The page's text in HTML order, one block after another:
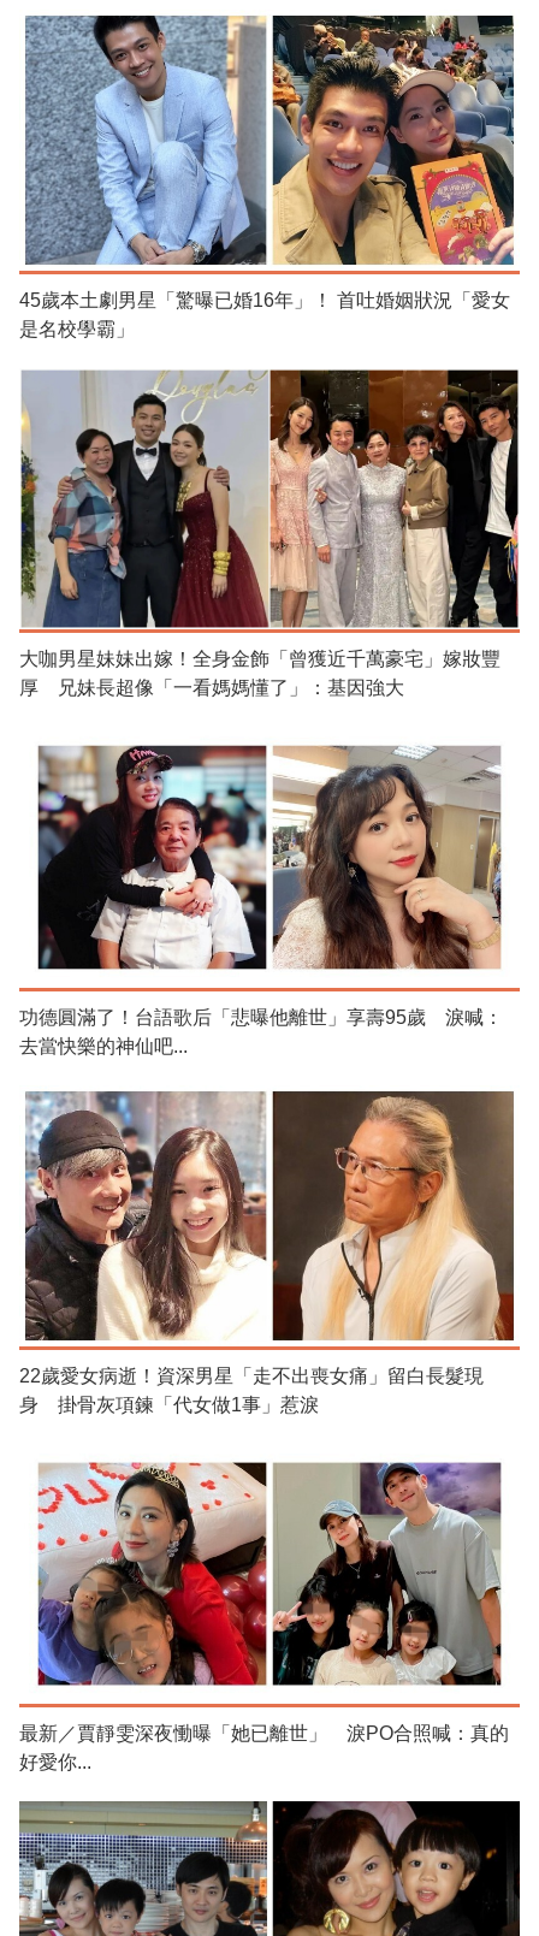
45歲本土劇男星「驚曝已婚16年」！ 首吐婚姻狀況「愛女
是名校學霸」
大咖男星妹妹出嫁！全身金飾「曾獲近千萬豪宅」嫁妝豐
厚 兄妹長超像「一看媽媽懂了」：基因強大
功德圓滿了！台語歌后「悲曝他離世」享壽95歲 淚喊：
去當快樂的神仙吧...
22歲愛女病逝！資深男星「走不出喪女痛」留白長髮現
身 掛骨灰項鍊「代女做1事」惹淚
最新／賈靜雯深夜慟曝「她已離世」 淚PO合照喊：真的
好愛你...